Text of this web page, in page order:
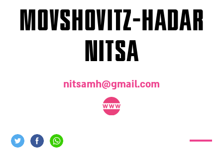
Movshovitz-Hadar
Nitsa
nitsamh@gmail.com